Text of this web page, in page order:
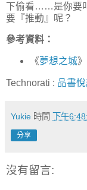
下偷看……是你要
要『推動』呢？
參考資料：
《夢想之城
Technorati : 品書
Yukie 時間 下午
分享
沒有留言: